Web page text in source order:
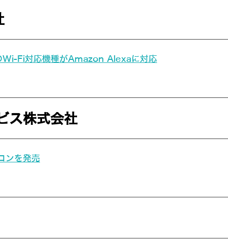
Wi-Fi対応機種がAmazon Alexaに対応
ス株式会社
ンを発売